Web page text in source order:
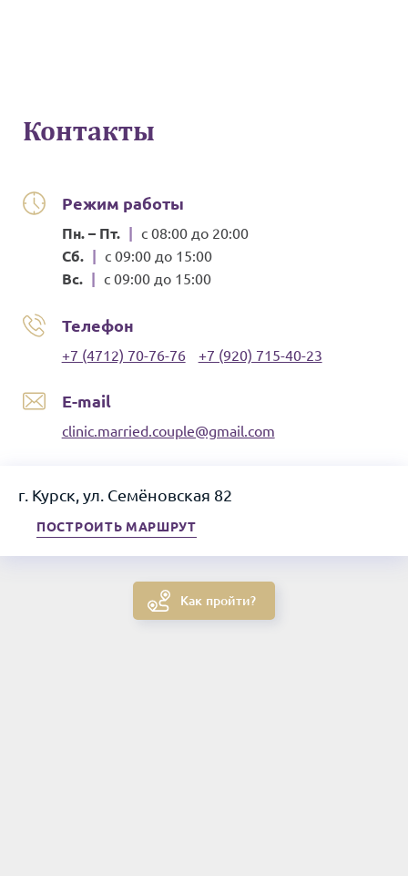
Контакты
Режим работы
Пн. – Пт. | с 08:00 до 20:00
Сб. | с 09:00 до 15:00
Вс. | с 09:00 до 15:00
Телефон
+7 (4712) 70-76-76 +7 (920) 715-40-23
E-mail
clinic.married.couple@gmail.com
Как пройти?
г. Курск, ул. Семёновская 82
ПОСТРОИТЬ МАРШРУТ